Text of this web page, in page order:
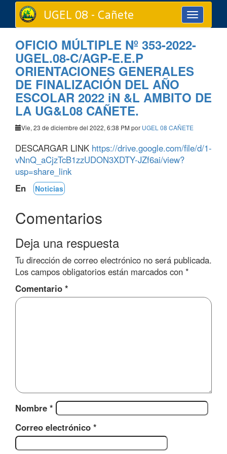
Toggle
navigation
UGEL 08 - Cañete
OFICIO MÚLTIPLE Nº 353-2022-
UGEL.08-C/AGP-E.E.P
ORIENTACIONES GENERALES
DE FINALIZACIÓN DEL AÑO
ESCOLAR 2022 iN &L AMBITO DE
LA UG&L08 CAÑETE.
Vie, 23 de diciembre del 2022, 6:38 PM por UGEL 08 CAÑETE
DESCARGAR LINK https://drive.google.com/file/d/1-
vNnQ_aCjzTcB1zzUDON3XDTY-JZf6ai/view?
usp=share_link
En
Noticias
Comentarios
Deja una respuesta
Tu dirección de correo electrónico no será publicada.
Los campos obligatorios están marcados con *
Comentario *
Nombre *
Correo electrónico *